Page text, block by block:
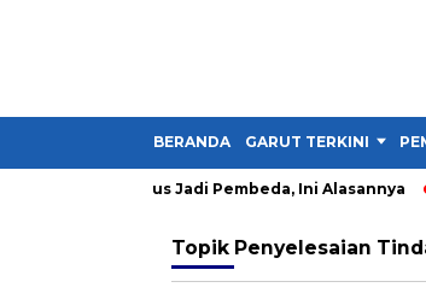
BERANDA GARUT TERKINI
Kader IMM Harus Jadi Pembeda, Ini Alasannya
Topik Penyelesaian